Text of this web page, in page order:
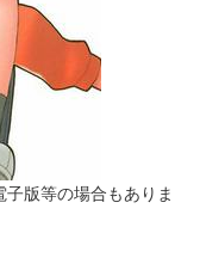
版等の場合もありま